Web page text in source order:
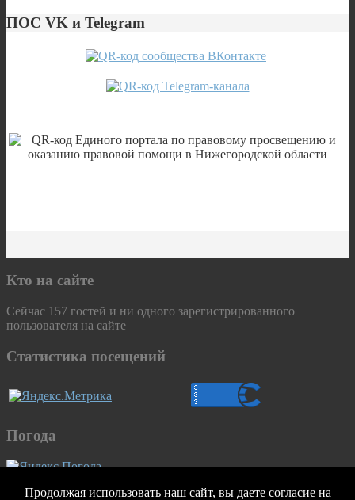
ПОС VK и Telegram
Кто на сайте
Сейчас 157 гостей и ни одного зарегистрированного
пользователя на сайте
Статистика посещений
Погода
© 2026 ГБПОУ "Первомайский политехнический техникум".
Продолжая использовать наш сайт, вы даете согласие на